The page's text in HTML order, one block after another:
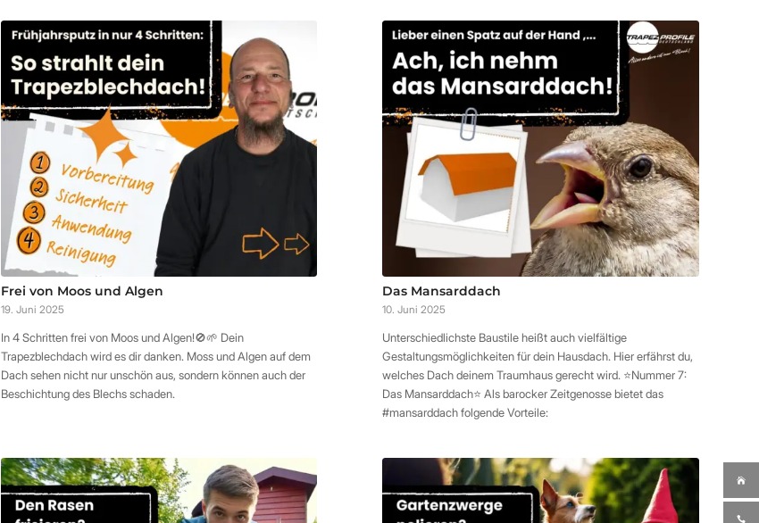
Frei von Moos und Algen
19. Juni 2025
In 4 Schritten frei von Moos und Algen!🚫🌱 Dein
Trapezblechdach wird es dir danken. Moss und Algen auf dem
Dach sehen nicht nur unschön aus, sondern können auch der
Beschichtung des Blechs schaden.
Das Mansarddach
10. Juni 2025
Unterschiedlichste Baustile heißt auch vielfältige
Gestaltungsmöglichkeiten für dein Hausdach. Hier erfährst du,
welches Dach deinem Traumhaus gerecht wird. ⭐️Nummer 7:
Das Mansarddach⭐️ Als barocker Zeitgenosse bietet das
#mansarddach folgende Vorteile: